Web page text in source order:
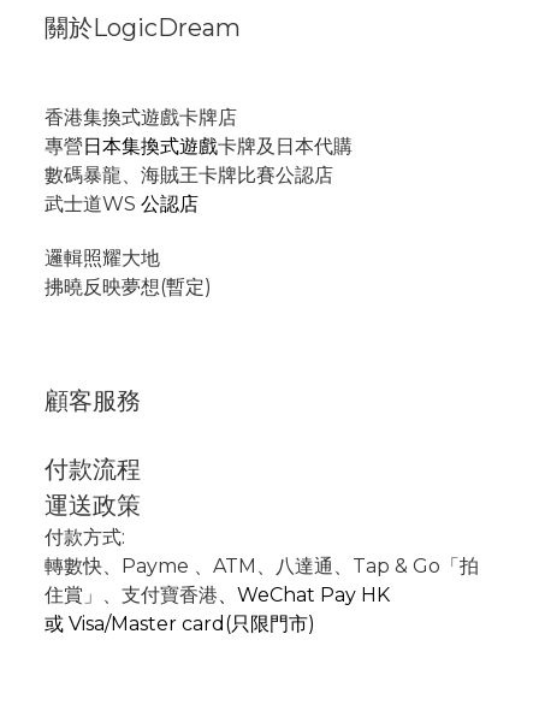
關於LogicDream
香港集換式遊戲卡牌店
專營日本集換式遊戲卡牌及日本代購
數碼暴龍、海賊王卡牌比賽公認店
武士道WS 公認店
邏輯照耀大地
拂曉反映夢想(暫定)
顧客服務
付款流程
運送政策
付款方式:
轉數快、Payme 、 ATM 、
八達通、Tap & Go「拍
住賞」 、支付寶香港、 WeChat Pay HK
或 Visa/Master card(只限門市)